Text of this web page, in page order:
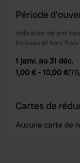
Période
Indication de prix
incluses et hors
1 janv. au 31 déc.
1,00 € -10,00 €(
Cartes de
Aucune carte de